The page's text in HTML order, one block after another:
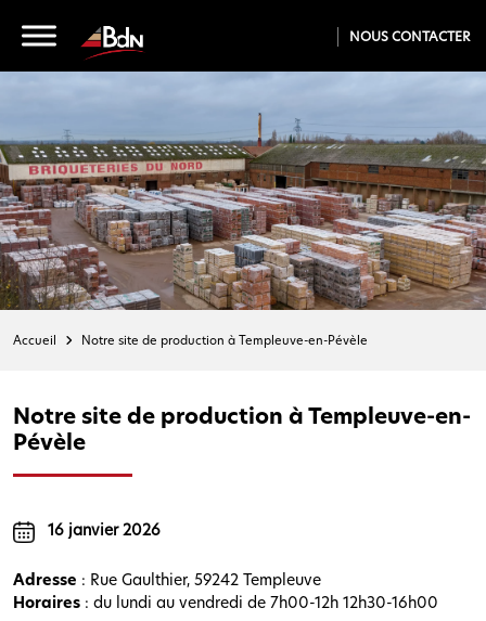
NOUS CONTACTER
Accueil Notre site de production à Templeuve-en-Pévèle
Notre site de production à Templeuve-en-
Pévèle
16 janvier 2026
Adresse : Rue Gaulthier, 59242 Templeuve
Horaires : du lundi au vendredi de 7h00-12h 12h30-16h00